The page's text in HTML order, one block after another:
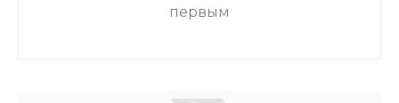
первым